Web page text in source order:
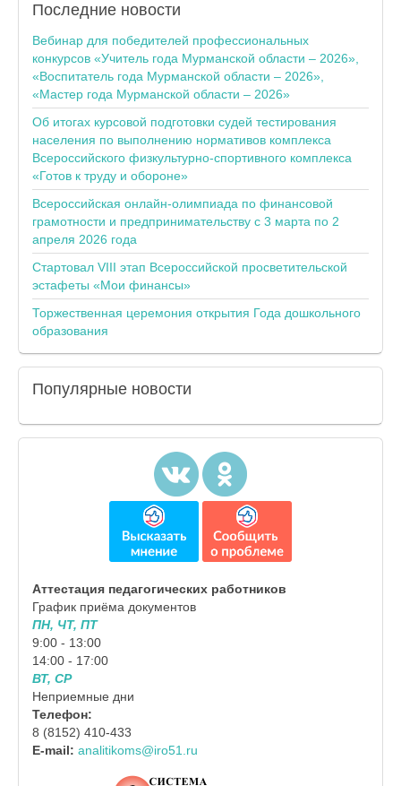
Последние новости
Вебинар для победителей профессиональных
конкурсов «Учитель года Мурманской области – 2026»,
«Воспитатель года Мурманской области – 2026»,
«Мастер года Мурманской области – 2026»
Об итогах курсовой подготовки судей тестирования
населения по выполнению нормативов комплекса
Всероссийского физкультурно-спортивного комплекса
«Готов к труду и обороне»
Всероссийская онлайн-олимпиада по финансовой
грамотности и предпринимательству с 3 марта по 2
апреля 2026 года
Стартовал VIII этап Всероссийской просветительской
эстафеты «Мои финансы»
Торжественная церемония открытия Года дошкольного
образования
Популярные новости
Аттестация педагогических работников
График приёма документов
ПН, ЧТ, ПТ
9:00 - 13:00
14:00 - 17:00
ВТ, СР
Неприемные дни
Телефон:
8 (8152) 410-433
E-mail: analitikoms@iro51.ru